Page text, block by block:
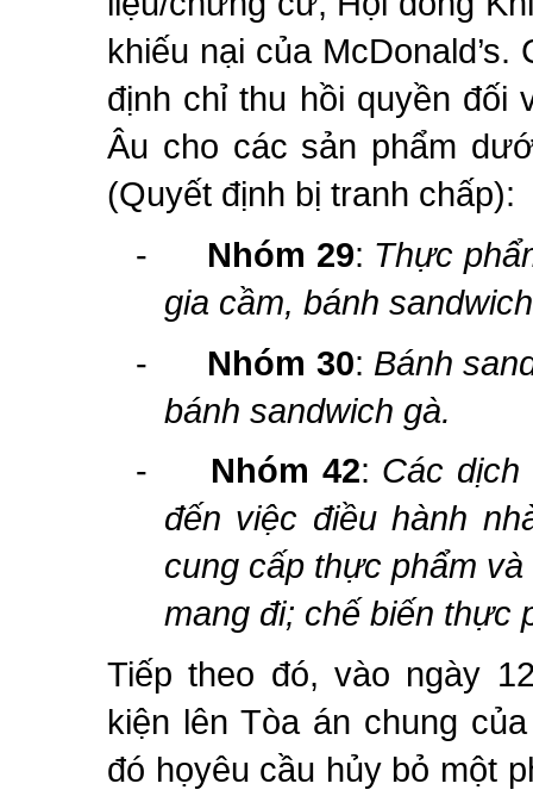
khiếu nại của
định chỉ thu hồi quyền đối
Âu cho các sản phẩm
(Quyết định bị tranh chấp):
-
Nhóm 29: Thực
gia cầm, bánh
-
Nhóm 30: Bánh
bánh sandwich gà.
-
Nhóm 42: Các
đến việc điều hành
cung cấp thực phẩm
mang đi; chế biến thực
Tiếp theo đó, vào ngày
kiện lên Tòa án chung
đó họyêu cầu hủy bỏ một